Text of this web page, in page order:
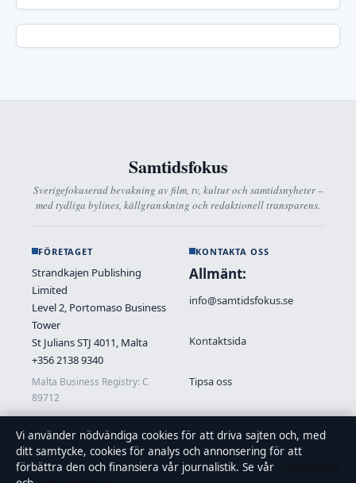
Samtidsfokus
Sverigefokuserad bevakning av film, tv, kultur och samtidsnyheter –
med tydliga bylines, källgranskning och redaktionell transparens.
FÖRETAGET
Strandkajen Publishing
Limited
Level 2, Portomaso Business
Tower
St Julians STJ 4011, Malta
+356 2138 9340
Malta Business Registry: C
89712
KONTAKTA OSS
Allmänt:
info@samtidsfokus.se
Kontaktsida
Tipsa oss
OM OSS
Om oss
FÖRTROENDE &
STANDARDER
Vi använder nödvändiga cookies för att driva sajten och, med
ditt samtycke, cookies för analys och annonsering för att
förbättra den och finansiera vår journalistik. Se vår